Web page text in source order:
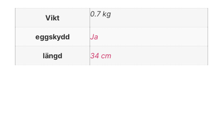
Vikt 0.7 kg
eggskydd Ja
längd 34 cm